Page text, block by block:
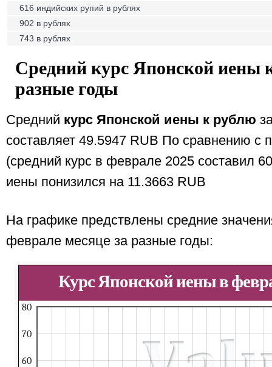
616 индийских рупий в рублях
902 в рублях
743 в рублях
Средний курс Японской иены
разные годы
Средний курс Японской иены к рублю
составляет 49.5947 RUB По сравнению с
(средний курс в феврале 2025 составил
иены понизился на 11.3663 RUB
На графике предствлены средние
феврале месяце за разные годы:
Курс Японской иены в
60
70
80